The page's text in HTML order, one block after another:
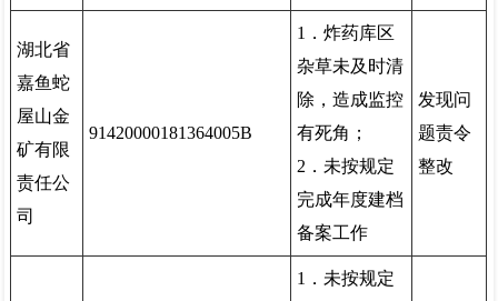
湖北省
嘉鱼蛇
屋山金
矿有限
责任公
司
91420000181364005B
1．炸药库区
杂草未及时清
除，造成监控
有死角；
2．未按规定
完成年度建档
备案工作
发现问
题责令
整改
1．未按规定